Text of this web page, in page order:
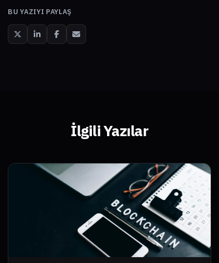
BU YAZIYI PAYLAŞ
İlgili Yazılar